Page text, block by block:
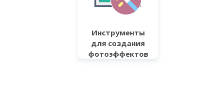
Инструменты
для создания
фотоэффектов